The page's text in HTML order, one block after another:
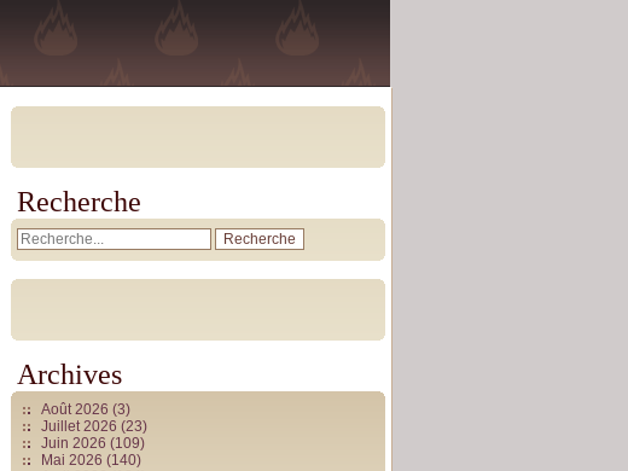
Recherche
Archives
Août 2026 (3)
Juillet 2026 (23)
Juin 2026 (109)
Mai 2026 (140)